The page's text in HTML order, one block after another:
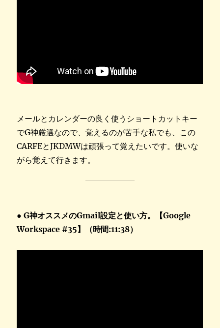
メールとカレンダーの良く使うショートカットキー
でG神厳選なので、覚えるのが苦手な私でも、この
CARFEとJKDMWは頑張って覚えたいです。使いな
がら覚えて行きます。
● G神オススメのGmail設定と使い方。【Google
Workspace #35】（時間:11:38）